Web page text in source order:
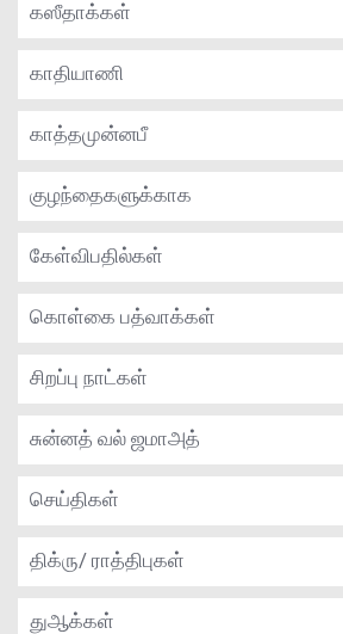
கஸீதாக்கள்
காதியாணி
காத்தமுன்னபீ
குழந்தைகளுக்காக
கேள்விபதில்கள்
கொள்கை பத்வாக்கள்
சிறப்பு நாட்கள்
சுன்னத் வல் ஜமாஅத்
செய்திகள்
திக்ரு/ ராத்திபுகள்
துஆக்கள்